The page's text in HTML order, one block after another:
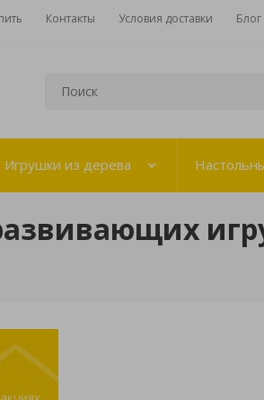
Контакты Условия доставки Блог
Игрушки из дерева